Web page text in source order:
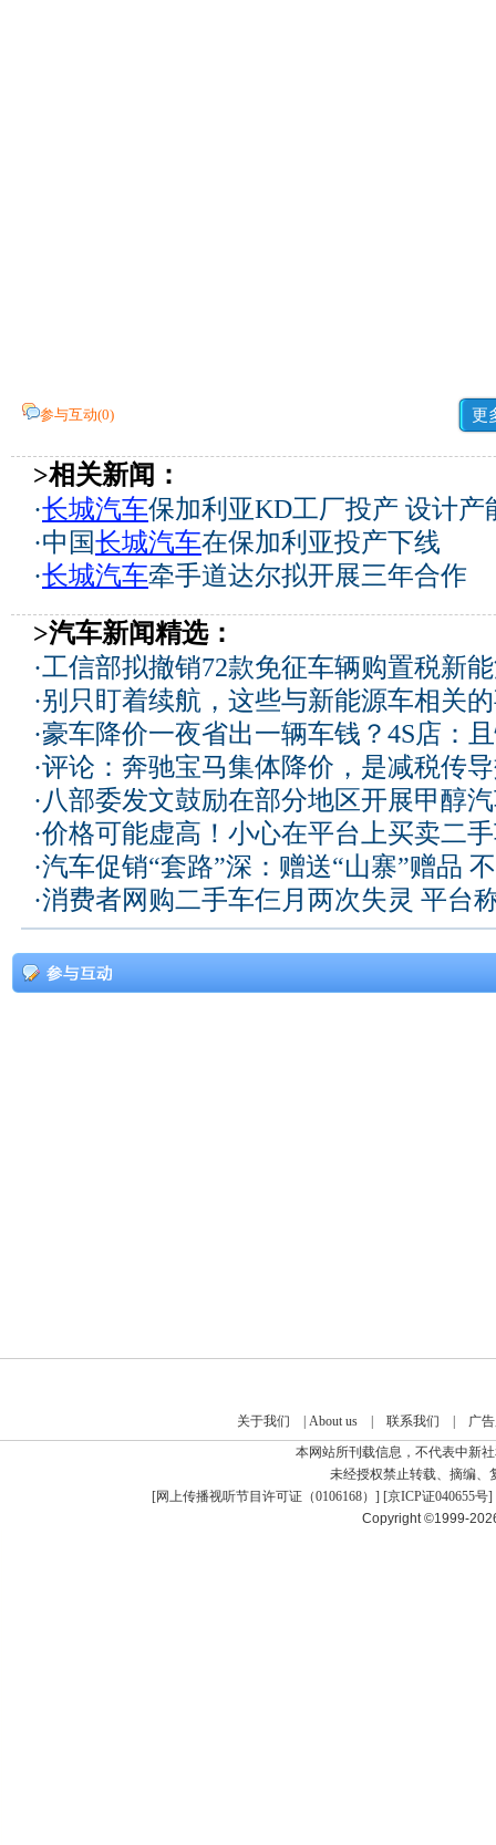
参与互动(0) 更
>相关新闻：
·长城汽车保加利亚KD工厂投产 设计产
·中国长城汽车在保加利亚投产下线
·长城汽车牵手道达尔拟开展三年合作
>汽车新闻精选：
·工信部拟撤销72款免征车辆购置税新
·别只盯着续航，这些与新能源车相关
·豪车降价一夜省出一辆车钱？4S店：
·评论：奔驰宝马集体降价，是减税传
·八部委发文鼓励在部分地区开展甲醇
·价格可能虚高！小心在平台上买卖二
·汽车促销“套路”深：赠送“山寨”赠品
·消费者网购二手车仨月两次失灵 平台
关于我们 About us| 联系我们
广
本网站所刊载信息，不代表中新
未经授权禁止转载、摘编、
[网上传播视听节目许可证（0106168） ] [京ICP证040655号]
Copyright ©1999-